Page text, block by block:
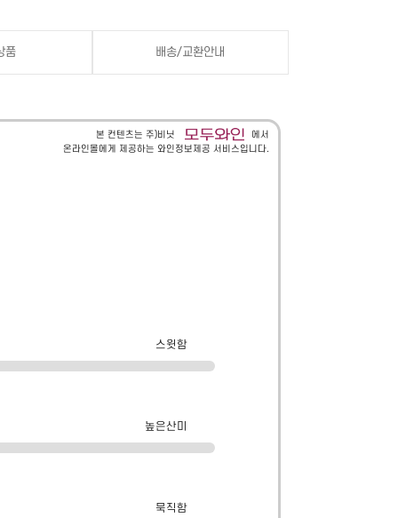
품 배송/교환안내
본 컨텐츠는 주)비닛
에서
온라인몰에게 제공하는 와인정보제공 서비스입니다.
스윗함
높은산미
묵직함